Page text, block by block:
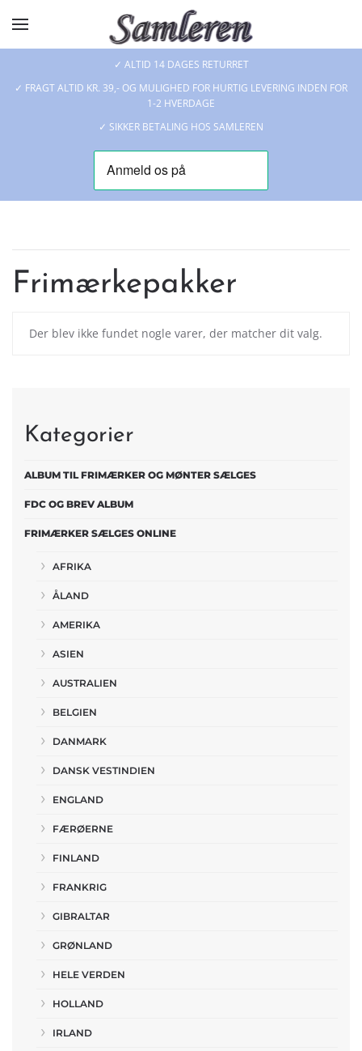
Skip to main content
✓ ALTID 14 DAGES RETURRET
✓ FRAGT ALTID KR. 39,- OG MULIGHED FOR HURTIG LEVERING INDEN FOR
1-2 HVERDAGE
✓ SIKKER BETALING HOS SAMLEREN
Frimærkepakker
Der blev ikke fundet nogle varer, der matcher dit valg.
Kategorier
ALBUM TIL FRIMÆRKER OG MØNTER SÆLGES
FDC OG BREV ALBUM
FRIMÆRKER SÆLGES ONLINE
AFRIKA
ÅLAND
AMERIKA
ASIEN
AUSTRALIEN
BELGIEN
DANMARK
DANSK VESTINDIEN
ENGLAND
FÆRØERNE
FINLAND
FRANKRIG
GIBRALTAR
GRØNLAND
HELE VERDEN
HOLLAND
IRLAND